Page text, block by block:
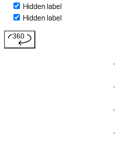
Hidden label
Hidden label
360